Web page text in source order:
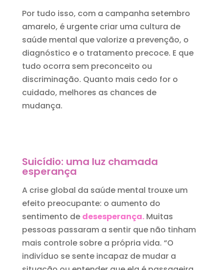
Por tudo isso, com a campanha setembro
amarelo, é urgente criar uma cultura de
saúde mental que valorize a prevenção, o
diagnóstico e o tratamento precoce. E que
tudo ocorra sem preconceito ou
discriminação. Quanto mais cedo for o
cuidado, melhores as chances de
mudança.
Suicídio: uma luz chamada
esperança
A crise global da saúde mental trouxe um
efeito preocupante: o aumento do
sentimento de desesperança.Muitas
pessoas passaram a sentir que não tinham
mais controle sobre a própria vida. “O
indivíduo se sente incapaz de mudar a